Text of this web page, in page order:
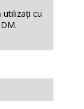
utilizați cu